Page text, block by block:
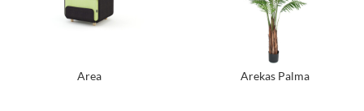
Area Arekas Palma